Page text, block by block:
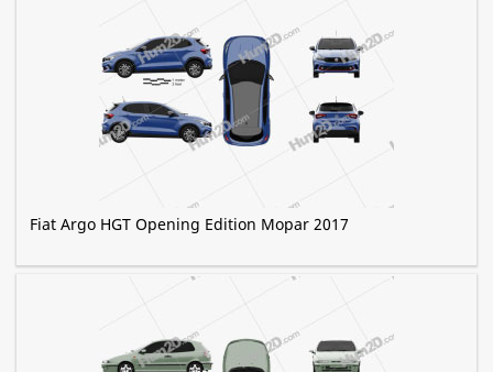
Fiat Argo HGT Opening Edition Mopar 2017